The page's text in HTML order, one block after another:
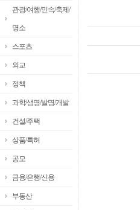
관광/여행/민속/축제/
명소
스포츠
외교
정책
과학/생명/발명/개발
건설/주택
상품/특허
공모
금융/은행/신용
부동산